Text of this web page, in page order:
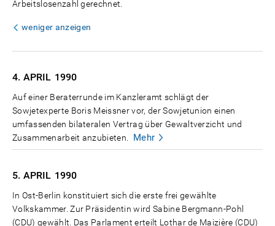
Arbeitslosenzahl gerechnet.
weniger anzeigen
4. APRIL 1990
Auf einer Beraterrunde im Kanzleramt schlägt der
Sowjetexperte Boris Meissner vor, der Sowjetunion einen
umfassenden bilateralen Vertrag über Gewaltverzicht und
Zusammenarbeit anzubieten.
Mehr
5. APRIL 1990
In Ost-Berlin konstituiert sich die erste frei gewählte
Volkskammer. Zur Präsidentin wird Sabine Bergmann-Pohl
(CDU) gewählt. Das Parlament erteilt Lothar de Maizière (CDU)